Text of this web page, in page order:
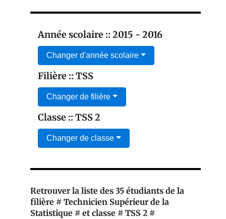
Année scolaire :: 2015 - 2016
Changer d'année scolaire
Filière :: TSS
Changer de filière
Classe :: TSS 2
Changer de classe
Retrouver la liste des 35 étudiants de la
filière # Technicien Supérieur de la
Statistique # et classe # TSS 2 #